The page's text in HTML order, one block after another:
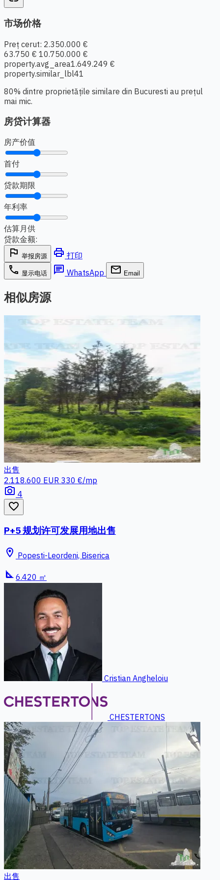
市场价格
Preț cerut: 2.350.000 €
63.750 € 10.750.000 €
property.avg_area1.649.249 €
property.similar_lbl41
80% dintre proprietățile similare din Bucuresti au prețul
mai mic.
房贷计算器
房产价值
首付
贷款期限
年利率
估算月供
贷款金额:
flag 举报房源 print 打印
phone 显示电话 chat WhatsApp email Email
相似房源
出售
2.118.600 EUR 330 €/mp
photo_camera 4
favorite_border
P+5 规划许可发展用地出售
location_on Popesti-Leordeni, Biserica
square_foot 6.420 ㎡
Cristian Angheloiu
CHESTERTONS
出售